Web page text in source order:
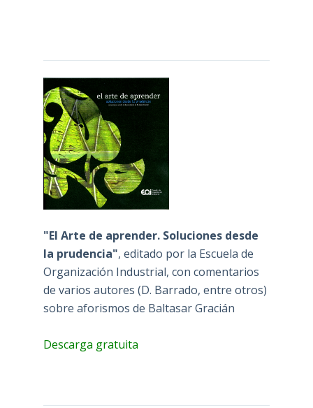
"El Arte de aprender. Soluciones desde
la prudencia", editado por la Escuela de
Organización Industrial, con comentarios
de varios autores (D. Barrado, entre otros)
sobre aforismos de Baltasar Gracián
Descarga gratuita